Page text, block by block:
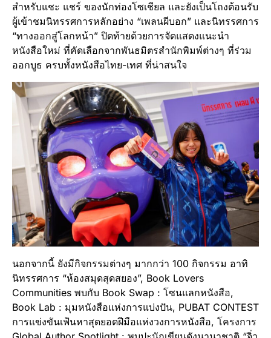
สำหรับแชะ แชร์ ของนักท่องโซเชียล และยังเป็นโถงต้อนรับ
ผู้เข้าชมนิทรรศการหลักอย่าง “เพลนผีบอก” และนิทรรศการ
“ทางออกสู่โลกหน้า” ปิดท้ายด้วยการจัดแสดงแนะนำ
หนังสือใหม่ ที่คัดเลือกจากพันธมิตรสำนักพิมพ์ต่างๆ ที่ร่วม
ออกบูธ ครบทั้งหนังสือไทย-เทศ ที่น่าสนใจ
นอกจากนี้ ยังมีกิจกรรมต่างๆ มากกว่า 100 กิจกรรม อาทิ
นิทรรศการ “ห้องสมุดสุดสยอง”, Book Lovers
Communities พบกับ Book Swap : โซนแลกหนังสือ,
Book Lab : มุมหนังสือแห่งการแบ่งปัน, PUBAT CONTEST
การแข่งขันเฟ้นหาสุดยอดฝีมือแห่งวงการหนังสือ, โครงการ